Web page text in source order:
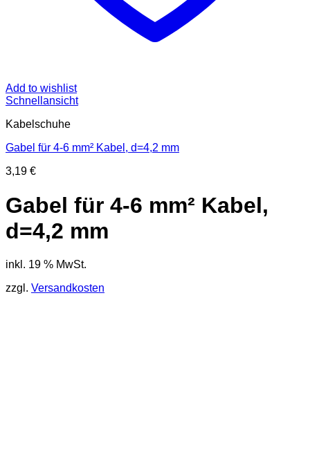
Add to wishlist
Schnellansicht
Kabelschuhe
Gabel für 4-6 mm² Kabel, d=4,2 mm
3,19 €
Gabel für 4-6 mm² Kabel,
d=4,2 mm
inkl. 19 % MwSt.
zzgl. Versandkosten